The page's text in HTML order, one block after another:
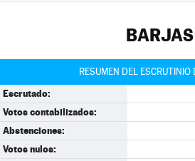
BARJAS
RESUMEN DEL ESCRUTINIO
Escrutado:
Votos contabilizados:
Abstenciones:
Votos nulos: